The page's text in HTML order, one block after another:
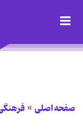
صفحه اصلی